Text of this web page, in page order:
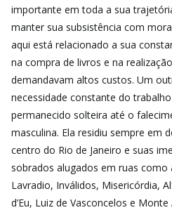
importante em toda a sua
manter sua subsistência com
aqui está relacionado a sua
na compra de livros e na
demandavam altos custos. Um
necessidade constante do
permanecido solteira até o
masculina. Ela residiu sempre em
centro do Rio de Janeiro e suas
sobrados alugados em ruas como
Lavradio, Inválidos, Misericórdia,
d’Eu, Luiz de Vasconcelos e